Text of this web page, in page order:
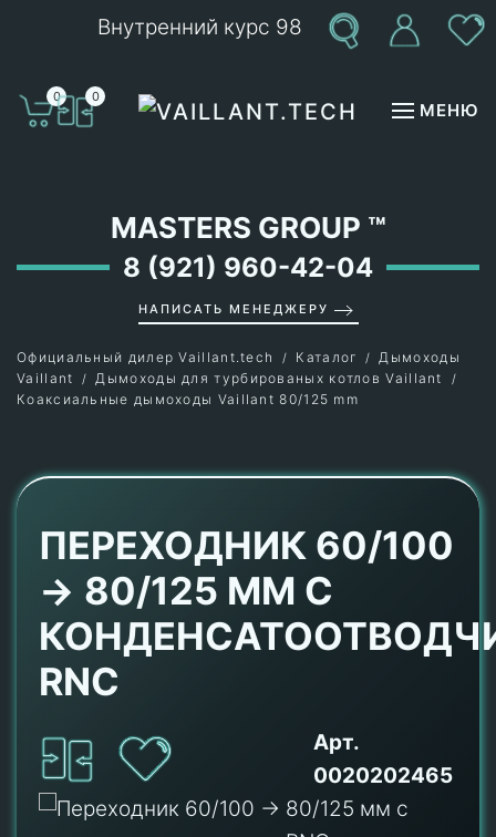
Внутренний курс 98
0 0
МЕНЮ
MASTERS GROUP ™
8 (921) 960-42-04
НАПИСАТЬ МЕНЕДЖЕРУ
Официальный дилер Vaillant.tech Каталог
Дымоходы
Vaillant
Дымоходы для турбированых котлов Vaillant
Коаксиальные дымоходы Vaillant 80/125 mm
ПЕРЕХОДНИК 60/100
-> 80/125 ММ С
RNC
Арт.
0020202465